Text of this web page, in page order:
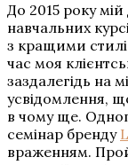
До 2015 року мій
навчальних
з кращими
час моя
заздалегідь на
усвідомлення,
в чому ще.
семінар бренду
враженням.